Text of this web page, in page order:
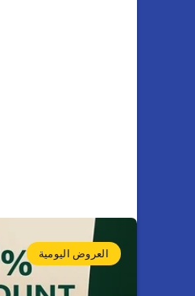
العروض اليومية